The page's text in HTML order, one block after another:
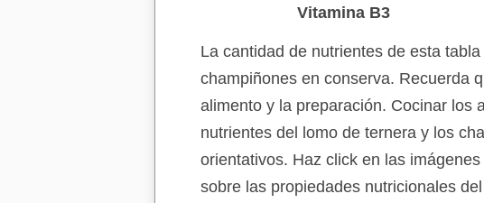
Vitamina B3
La cantidad de nutrientes de esta
champiñones en conserva. Recuerda
alimento y la preparación. Cocinar los
nutrientes del lomo de ternera y los
orientativos. Haz click en las
sobre las propiedades nutricionales